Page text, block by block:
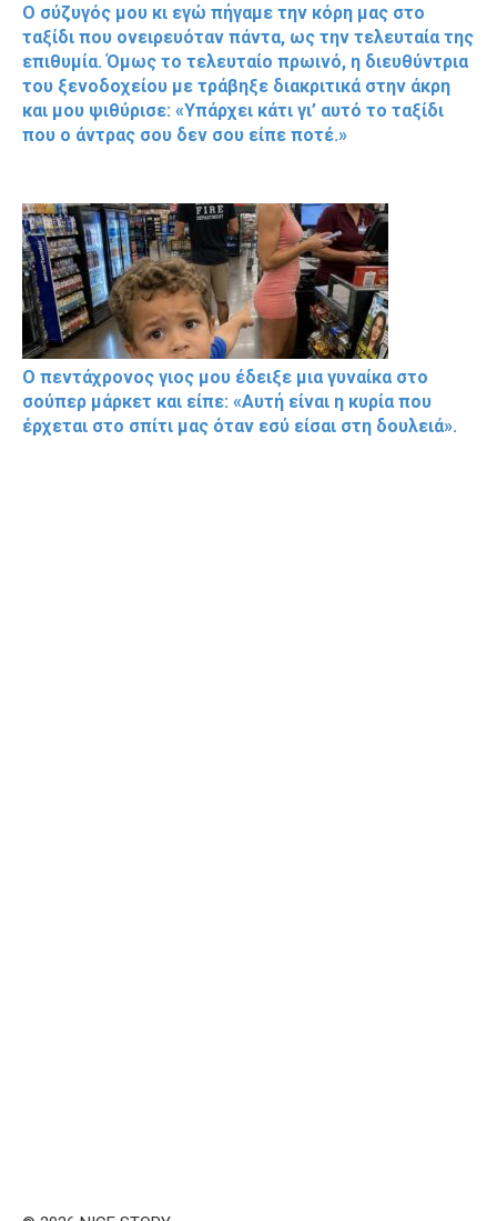
Ο σύζυγός μου κι εγώ πήγαμε την κόρη μας στο
ταξίδι που ονειρευόταν πάντα, ως την τελευταία της
επιθυμία. Όμως το τελευταίο πρωινό, η διευθύντρια
του ξενοδοχείου με τράβηξε διακριτικά στην άκρη
και μου ψιθύρισε: «Υπάρχει κάτι γι’ αυτό το ταξίδι
που ο άντρας σου δεν σου είπε ποτέ.»
Ο πεντάχρονος γιος μου έδειξε μια γυναίκα στο
σούπερ μάρκετ και είπε: «Αυτή είναι η κυρία που
έρχεται στο σπίτι μας όταν εσύ είσαι στη δουλειά».